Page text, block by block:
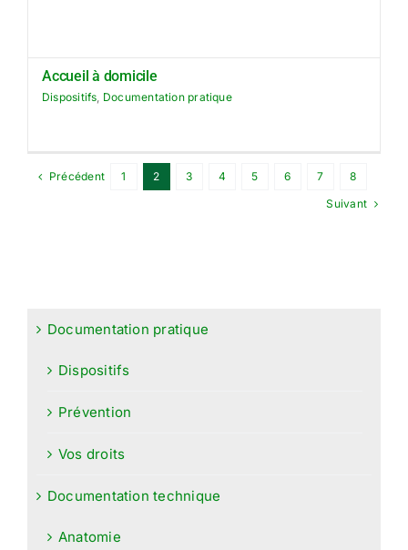
Accueil à domicile
Dispositifs Documentation pratique
Précédent 1 2 3 4 5 6 7
8
Suivant
Documentation pratique
Dispositifs
Prévention
Vos droits
Documentation technique
Anatomie